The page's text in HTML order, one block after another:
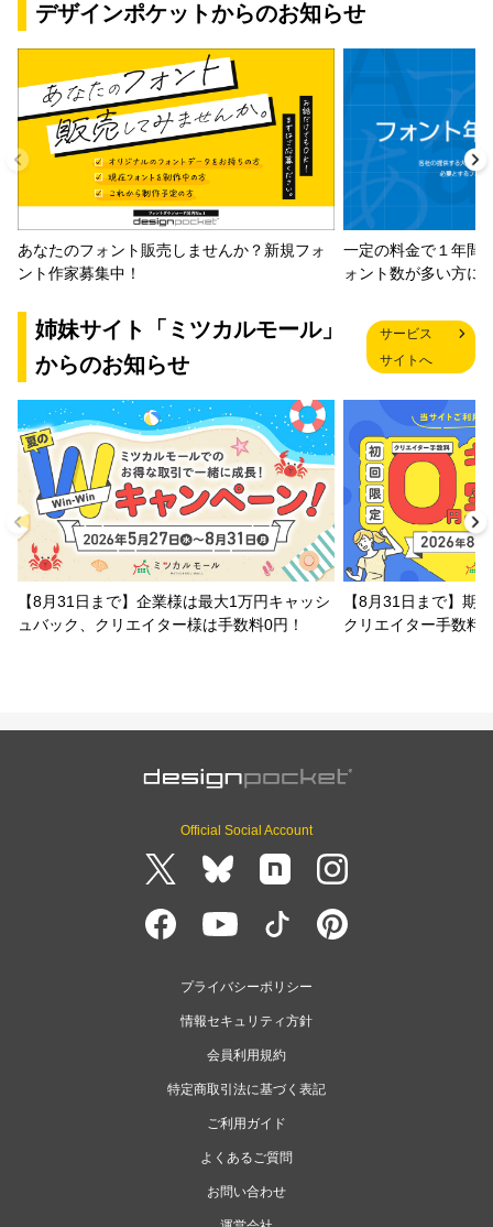
デザインポケットからのお知らせ
あなたのフォント販売しませんか？新規フォ
ント作家募集中！
一定の料金で１年間
ォント数が多い方に
姉妹サイト「ミツカルモール」
からのお知らせ
サービス
サイトへ
【8月31日まで】企業様は最大1万円キャッシ
ュバック、クリエイター様は手数料0円！
【8月31日まで】期
クリエイター手数料
Official Social Account
プライバシーポリシー
情報セキュリティ方針
会員利用規約
特定商取引法に基づく表記
ご利用ガイド
よくあるご質問
お問い合わせ